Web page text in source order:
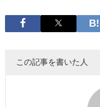
この記事を書いた人